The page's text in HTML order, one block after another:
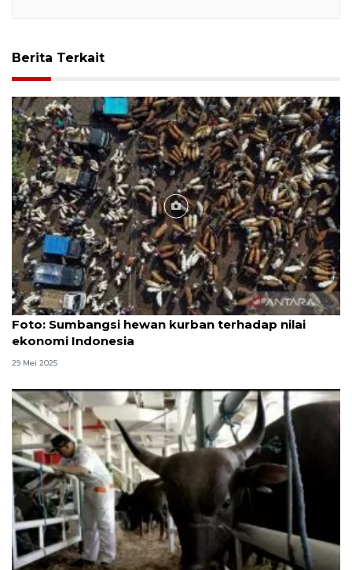
Berita Terkait
Foto
Foto: Sumbangsi hewan kurban terhadap nilai
ekonomi Indonesia
29 Mei 2025